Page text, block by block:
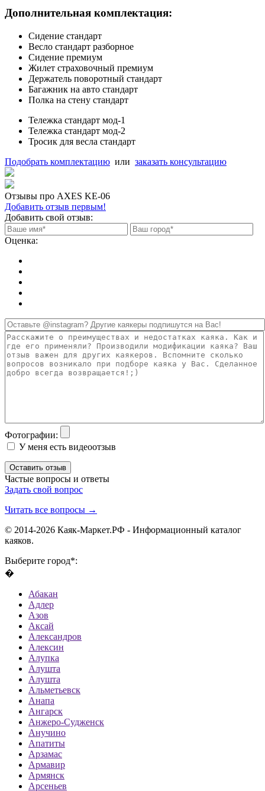
Дополнительная комплектация:
Сидение стандарт
Весло стандарт разборное
Сидение премиум
Жилет страховочный премиум
Держатель поворотный стандарт
Багажник на авто стандарт
Полка на стену стандарт
Тележка стандарт мод-1
Тележка стандарт мод-2
Тросик для весла стандарт
Подобрать комплектацию или заказать консультацию
Отзывы про AXES KE-06
Добавить отзыв первым!
Добавить свой отзыв:
Оценка:
Фотографии:
У меня есть видеоотзыв
Оставить отзыв
Частые вопросы и ответы
Задать свой вопрос
Читать все вопросы →
© 2014-2026 Каяк-Маркет.РФ - Информационный каталог
каяков.
Выберите город*:
�
Абакан
Адлер
Азов
Аксай
Александров
Алексин
Алупка
Алушта
Алушта
Альметьевск
Анапа
Ангарск
Анжеро-Судженск
Анучино
Апатиты
Арзамас
Армавир
Армянск
Арсеньев